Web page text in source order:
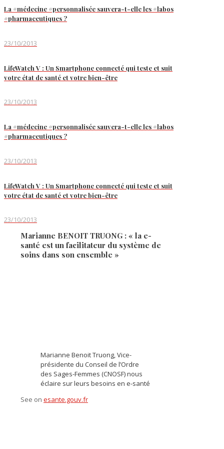
La #médecine #personnalisée sauvera-t-elle les #labos
#pharmaceutiques ?
23/10/2013
LifeWatch V : Un Smartphone connecté qui teste et suit
votre état de santé et votre bien-être
23/10/2013
La #médecine #personnalisée sauvera-t-elle les #labos
#pharmaceutiques ?
23/10/2013
LifeWatch V : Un Smartphone connecté qui teste et suit
votre état de santé et votre bien-être
23/10/2013
Marianne BENOIT TRUONG : « la e-
santé est un facilitateur du système de
soins dans son ensemble »
Marianne Benoit Truong, Vice-
présidente du Conseil de l’Ordre
des Sages-Femmes (CNOSF) nous
éclaire sur leurs besoins en e-santé
See on esante.gouv.fr